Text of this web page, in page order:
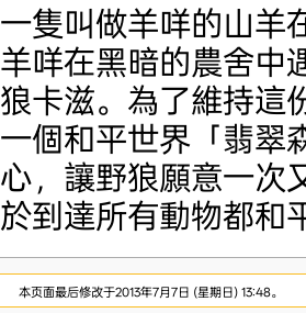
一隻叫做羊咩的山羊
羊咩在黑暗的農舍中
狼卡滋。為了維持這
一個和平世界「翡翠
心，讓野狼願意一次
於到達所有動物都和
本页面最后修改于2013年7月7日 (星期日) 13:48。